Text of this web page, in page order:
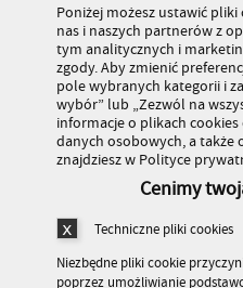
Poniżej możesz ustawić
nas i naszych partnerów z
tym analitycznych i
zgody. Aby zmienić
pole wybranych kategorii i
wybór” lub „Zezwól na
informacje o plikach
danych osobowych, a także
znajdziesz w Polityce
Cenimy
Techniczne pliki cookies
Niezbędne pliki cookie
poprzez umożliwianie